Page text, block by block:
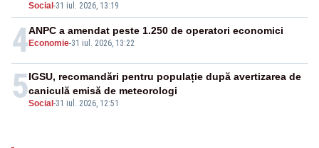
Social -31 iul. 2026, 13:19
4 Economie-31 iul. 2026, 13:22
ANPC a amendat peste 1.250 de operatori economici
5Social -31 iul. 2026, 12:51
IGSU, recomandări pentru populație după avertizarea de
caniculă emisă de meteorologi